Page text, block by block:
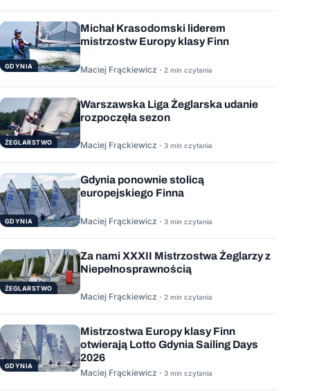
GDYNIA
Michał Krasodomski liderem
mistrzostw Europy klasy Finn
Maciej Frąckiewicz · 2 min czytania
ŻEGLARSTWO
Warszawska Liga Żeglarska udanie
rozpoczęła sezon
Maciej Frąckiewicz · 3 min czytania
GDYNIA
Gdynia ponownie stolicą
europejskiego Finna
Maciej Frąckiewicz · 3 min czytania
ŻEGLARSTWO
Za nami XXXII Mistrzostwa Żeglarzy z
Niepełnosprawnością
Maciej Frąckiewicz · 2 min czytania
GDYNIA
Mistrzostwa Europy klasy Finn
otwierają Lotto Gdynia Sailing Days
2026
Maciej Frąckiewicz · 3 min czytania